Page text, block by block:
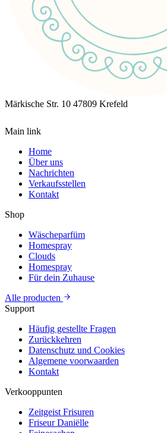
Märkische Str. 10 47809 Krefeld
Main link
Home
Über uns
Nachrichten
Verkaufsstellen
Kontakt
Shop
Wäscheparfüm
Homespray
Clouds
Homespray
Für dein Zuhause
Alle producten
Support
Häufig gestellte Fragen
Zurückkehren
Datenschutz und Cookies
Algemene voorwaarden
Kontakt
Verkooppunten
Zeitgeist Frisuren
Friseur Daniëlle